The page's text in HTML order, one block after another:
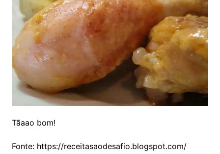
Tãaao bom!
Fonte: https://receitasaodesafio.blogspot.com/